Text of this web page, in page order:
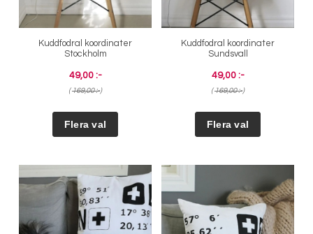
Kuddfodral koordinater
Stockholm
49,00 :-
(169,00 :-)
Kuddfodral koordinater
Sundsvall
49,00 :-
(169,00 :-)